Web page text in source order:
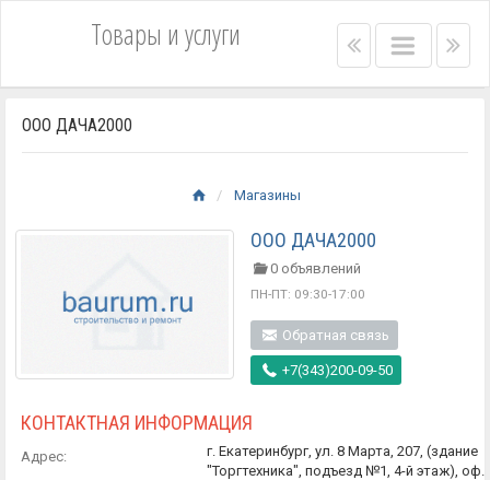
Товары и услуги Left
bar
Main
menu
Right
menu
bar
ООО ДАЧА2000
Магазины
ООО ДАЧА2000
0 объявлений
ПН-ПТ: 09:30-17:00
Обратная связь
+7(343)200-09-50
КОНТАКТНАЯ ИНФОРМАЦИЯ
Адрес:
г. Екатеринбург, ул. 8 Марта, 207, (здание
"Торгтехника", подъезд №1, 4-й этаж), оф.